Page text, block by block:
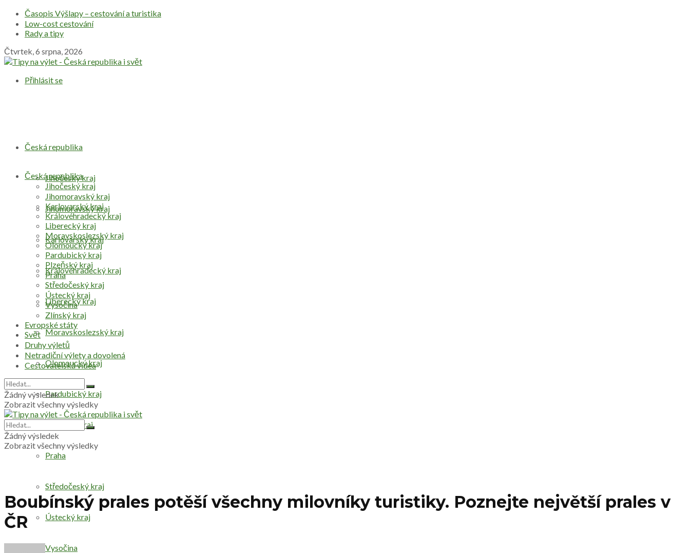
Časopis Výšlapy – cestování a turistika
Low-cost cestování
Rady a tipy
Čtvrtek, 6 srpna, 2026
Přihlásit se
Česká republika
Jihočeský kraj
Jihomoravský kraj
Karlovarský kraj
Královéhradecký kraj
Liberecký kraj
Moravskoslezský kraj
Olomoucký kraj
Pardubický kraj
Plzeňský kraj
Praha
Středočeský kraj
Ústecký kraj
Vysočina
Česká republika
Jihočeský kraj
Jihomoravský kraj
Karlovarský kraj
Královéhradecký kraj
Liberecký kraj
Moravskoslezský kraj
Olomoucký kraj
Pardubický kraj
Plzeňský kraj
Praha
Středočeský kraj
Ústecký kraj
Vysočina
Zlínský kraj
Evropské státy
Svět
Druhy výletů
Netradiční výlety a dovolená
Cestovatelská videa
Žádný výsledek
Zobrazit všechny výsledky
Žádný výsledek
Zobrazit všechny výsledky
Boubínský prales potěší všechny milovníky turistiky. Poznejte největší prales v
ČR